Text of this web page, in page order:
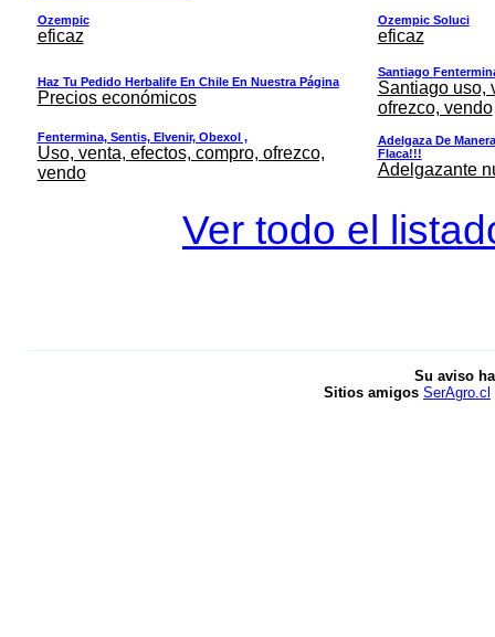
Ozempic
eficaz
Ozempic Soluci
eficaz
Haz Tu Pedido Herbalife En Chile En Nuestra Página
Precios económicos
Santiago
Santiago uso,
ofrezco, vendo
Fentermina, Sentis, Elvenir, Obexol ,
Uso, venta, efectos, compro, ofrezco,
vendo
Adelgaza De
Flaca!!!
Adelgazante
Ver todo el
Su aviso
Sitios amigos SerAgro.cl